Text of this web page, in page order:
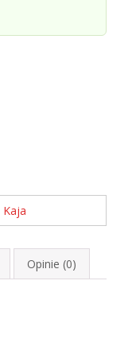
Kaja
Opinie (0)